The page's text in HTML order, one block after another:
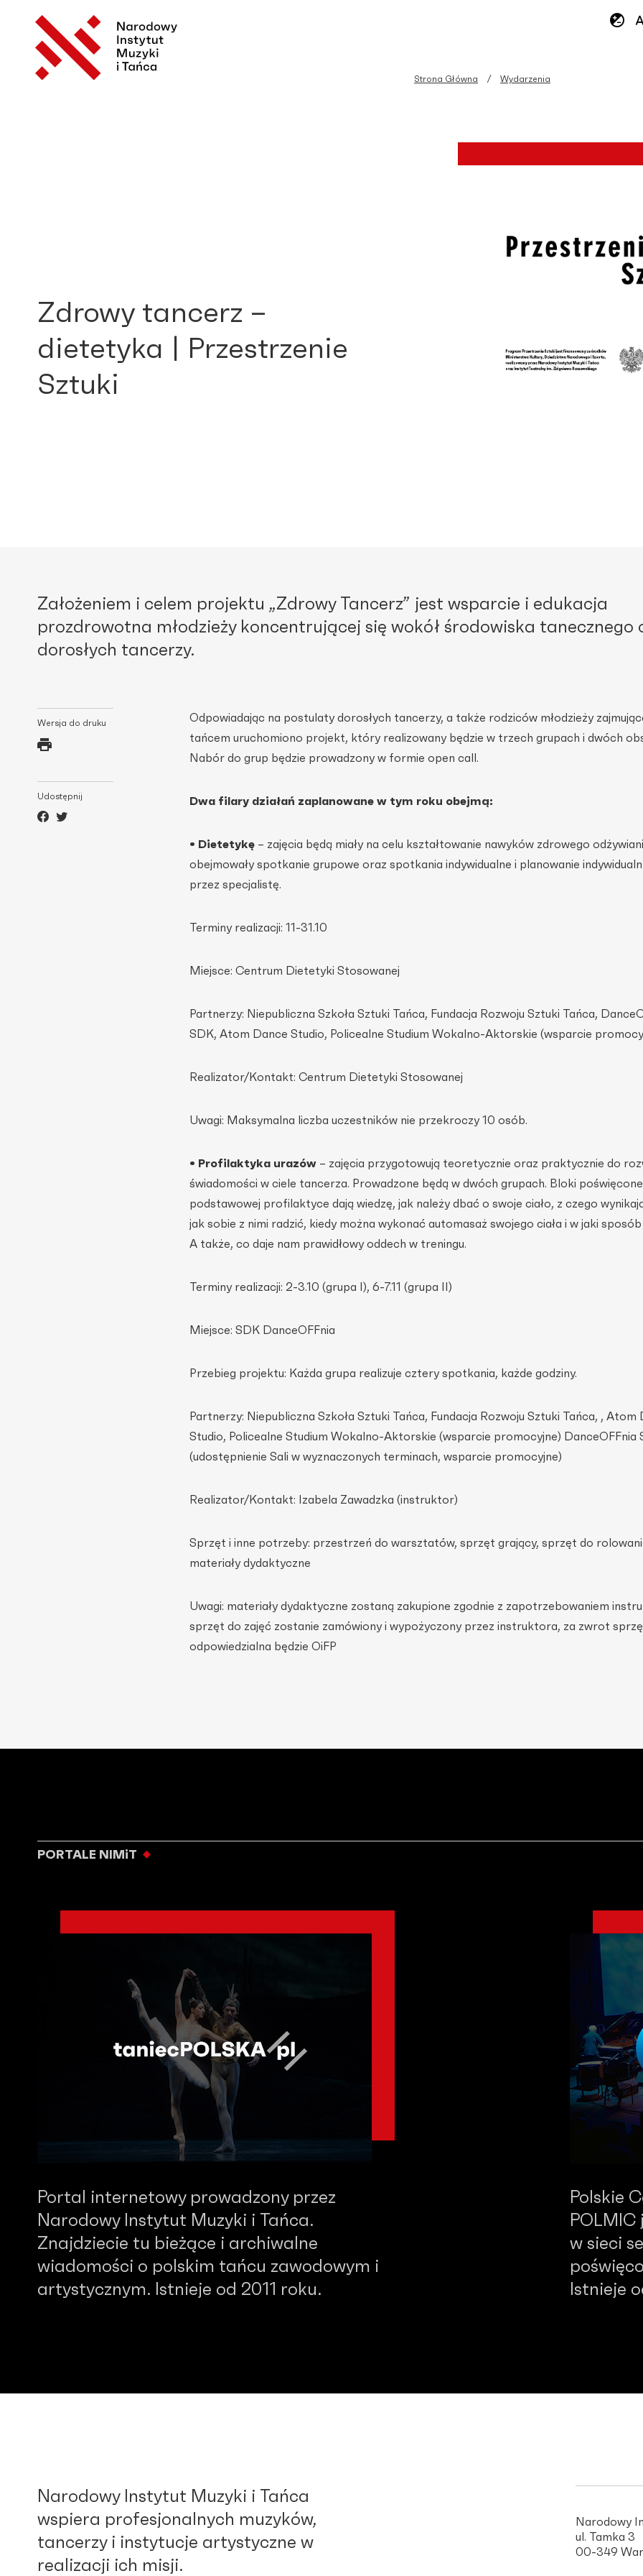
Strona Główna Wydarzenia
Zdrowy tancerz –
dietetyka | Przestrzenie
Sztuki
Założeniem i celem projektu „Zdrowy Tancerz” jest wsparcie i edukacja
prozdrowotna młodzieży koncentrującej się wokół środowiska tanecznego
dorosłych tancerzy.
Wersja do druku
Udostępnij
Odpowiadając na postulaty dorosłych tancerzy, a także rodziców młodzieży
tańcem uruchomiono projekt, który realizowany będzie w trzech grupach i dwóch
Nabór do grup będzie prowadzony w formie open call.
Dwa filary działań zaplanowane w tym roku obejmą:
• Dietetykę – zajęcia będą miały na celu kształtowanie nawyków zdrowego
obejmowały spotkanie grupowe oraz spotkania indywidualne i planowanie
przez specjalistę.
Terminy realizacji: 11-31.10
Miejsce: Centrum Dietetyki Stosowanej
Partnerzy: Niepubliczna Szkoła Sztuki Tańca, Fundacja Rozwoju Sztuki Tańca,
SDK, Atom Dance Studio, Policealne Studium Wokalno-Aktorskie (wsparcie
Realizator/Kontakt: Centrum Dietetyki Stosowanej
Uwagi: Maksymalna liczba uczestników nie przekroczy 10 osób.
• Profilaktyka urazów – zajęcia przygotowują teoretycznie oraz praktycznie do
świadomości w ciele tancerza. Prowadzone będą w dwóch grupach. Bloki poświęcone
podstawowej profilaktyce dają wiedzę, jak należy dbać o swoje ciało, z czego
jak sobie z nimi radzić, kiedy można wykonać automasaż swojego ciała i w jaki
A także, co daje nam prawidłowy oddech w treningu.
Terminy realizacji: 2-3.10 (grupa I), 6-7.11 (grupa II)
Miejsce: SDK DanceOFFnia
Przebieg projektu: Każda grupa realizuje cztery spotkania, każde godziny.
Partnerzy: Niepubliczna Szkoła Sztuki Tańca, Fundacja Rozwoju Sztuki Tańca, , Atom
Studio, Policealne Studium Wokalno-Aktorskie (wsparcie promocyjne) DanceOFFnia
(udostępnienie Sali w wyznaczonych terminach, wsparcie promocyjne)
Realizator/Kontakt: Izabela Zawadzka (instruktor)
Sprzęt i inne potrzeby: przestrzeń do warsztatów, sprzęt grający, sprzęt do
materiały dydaktyczne
Uwagi: materiały dydaktyczne zostaną zakupione zgodnie z zapotrzebowaniem
sprzęt do zajęć zostanie zamówiony i wypożyczony przez instruktora, za zwrot
odpowiedzialna będzie OiFP
PORTALE NIMiT
Portal internetowy prowadzony przez
Narodowy Instytut Muzyki i Tańca.
Znajdziecie tu bieżące i archiwalne
wiadomości o polskim tańcu zawodowym i
artystycznym. Istnieje od 2011 roku.
Polskie
w sieci
Istnieje
Narodowy Instytut Muzyki i Tańca
wspiera profesjonalnych muzyków,
tancerzy i instytucje artystyczne w
realizacji ich misji.
Narodowy
ul. Tamka 3
00-349